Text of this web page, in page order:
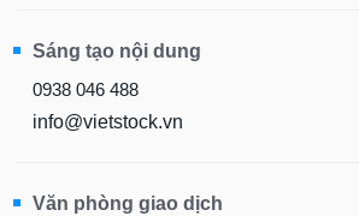
Sáng tạo nội dung
0938 046 488
info@vietstock.vn
Văn phòng giao dịch